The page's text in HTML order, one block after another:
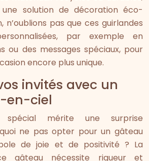
solution de décoration éco-
n’oublions pas que ces guirlandes
par exemple en
ou des messages spéciaux, pour
encore plus unique.
invités avec un
en-ciel
spécial mérite une surprise
ne pas opter pour un gâteau
de joie et de positivité ? La
gâteau nécessite rigueur et